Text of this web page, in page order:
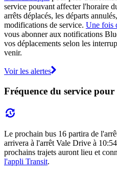
service pouvant affecter l'horaire
arrêts déplacés, les départs
modifications de service. Une fois
vous abonner aux notifications
vos déplacements selon les
venir.
Voir les alertes
Fréquence du service
Le prochain bus 16 partira de
arrivera à l'arrêt Vale Drive à
prochains trajets auront lieu et
l'appli Transit.